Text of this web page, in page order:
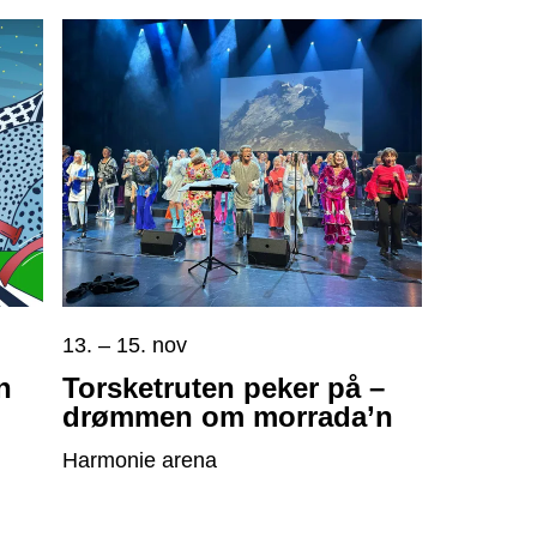
13. – 15. nov
Torsketruten peker på –
drømmen om morrada’n
Harmonie arena